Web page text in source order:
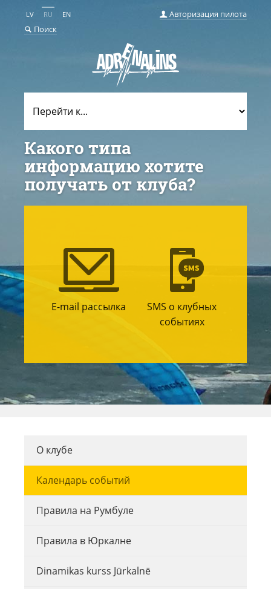
LV RU EN
Поиск
Авторизация пилота
Какого типа
информацию хотите
получать от клуба?
E-mail рассылка
SMS о клубных
событиях
О клубе
Календарь событий
Правила на Румбуле
Правила в Юркалне
Dinamikas kurss Jūrkalnē